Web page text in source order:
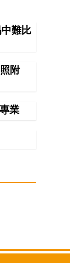
難比
附
業